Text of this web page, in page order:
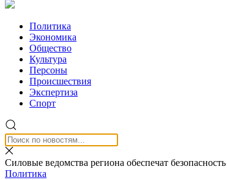
Политика
Экономика
Общество
Культура
Персоны
Происшествия
Экспертиза
Спорт
Силовые ведомства региона обеспечат
Политика